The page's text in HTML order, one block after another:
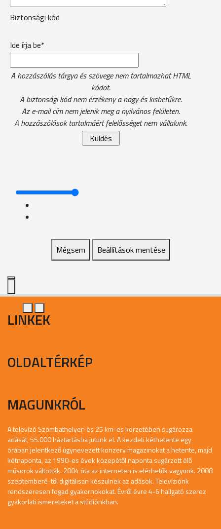
Biztonsági kód
Ide írja be*
A hozzászólás tárgya és szövege nem tartalmazhat HTML
kódot.
A biztonsági kód nem érzékeny a nagy és kisbetűkre.
Az e-mail cím nem jelenik meg a nyilvános felületen.
A hozzászólások tartalmáért felelősséget nem vállalunk.
Mégsem Beállítások mentése
LINKEK
OLDALTÉRKÉP
MAGUNKRÓL
A televízó Szombathelyen és 25 km-es körzetében sugározza
adását, 55.000 háztartásba jutunk el. A kezdeti kéthetente egy
órában jelentkező úgynevezett konzerv magazinokat a hetente, majd
kétnaponta, az 1990-es évek közepétől naponta sugárzott élő
műsorok váltották. 2004 óta az interneten is elérhetők vagyunk. 2008
szeptemberé-től digitálisan készülnek az adások. Televíziónk
rendszeresen fogad gyakornokokat. Évről évre 4-6 hallgató szerez
gyakorlati ismereteket a stúdiónkban.